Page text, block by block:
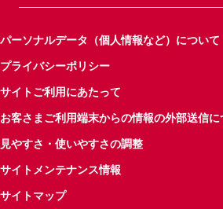
パーソナルデータ（個人情報など）について
プライバシーポリシー
サイトご利用にあたって
お客さまご利用端末からの情報の外部送信に
見やすさ・使いやすさの調整
サイトメンテナンス情報
サイトマップ